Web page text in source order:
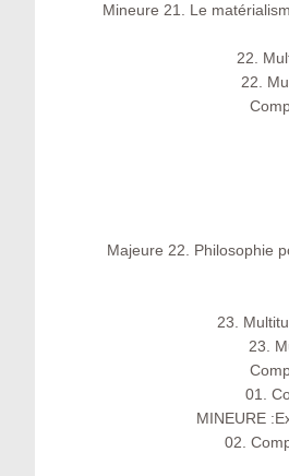
Mineure 21. Le
22.
22.
Majeure 22. Philosophie
23.
23.
01.
MINEURE
02.